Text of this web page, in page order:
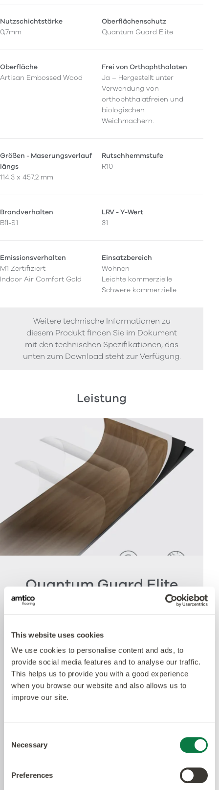
This website uses cookies
We use cookies to personalise content and ads, to
provide social media features and to analyse our traffic.
This helps us to provide you with a good experience
when you browse our website and also allows us to
improve our site.
Selection
Necessary
Preferences
Nutzschichtstärke
0,7mm
Oberflächenschutz
Quantum Guard Elite
Oberfläche
Artisan Embossed Wood
Frei von Orthophthalaten
Ja – Hergestellt unter
Verwendung von
orthophthalatfreien und
biologischen
Weichmachern.
Größen - Maserungsverlauf
längs
114.3 x 457.2 mm
Rutschhemmstufe
R10
Brandverhalten
Bfl-S1
LRV - Y-Wert
31
Emissionsverhalten
M1 Zertifiziert
Indoor Air Comfort Gold
Einsatzbereich
Wohnen
Leichte kommerzielle
Schwere kommerzielle
Weitere technische Informationen zu
diesem Produkt finden Sie im Dokument
mit den technischen Spezifikationen, das
unten zum Download steht zur Verfügung.
Leistung
Quantum Guard Elite
Die Krönung unseres Multiple Performance
Systems ist unsere Quantum Guard
Polyurethanschicht mit antimikrobieller
Technologie. Amticos Quantum Guard ist das
haltbarste Polyurethan auf dem Markt. Die
niedrigglänzende Oberfläche erleichtert die
und reduziert nachweislich die vorhandenen
Bakterien innerhalb von 24 Stunden um mehr als